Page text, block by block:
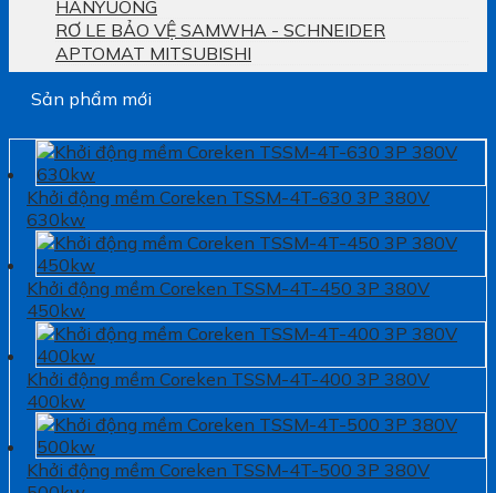
HANYUONG
RƠ LE BẢO VỆ SAMWHA - SCHNEIDER
APTOMAT MITSUBISHI
Sản phẩm mới
Khởi động mềm Coreken TSSM-4T-630 3P 380V
630kw
Khởi động mềm Coreken TSSM-4T-450 3P 380V
450kw
Khởi động mềm Coreken TSSM-4T-400 3P 380V
400kw
Khởi động mềm Coreken TSSM-4T-500 3P 380V